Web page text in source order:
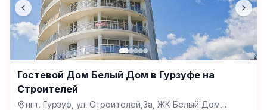
Гостевой Дом Белый Дом в Гурзуфе на
Строителей
пгт. Гурзуф, ул. Строителей,3а, ЖК Белый Дом,